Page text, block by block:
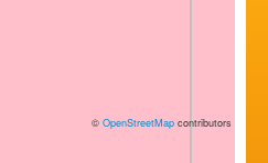
© OpenStreetMap contributors